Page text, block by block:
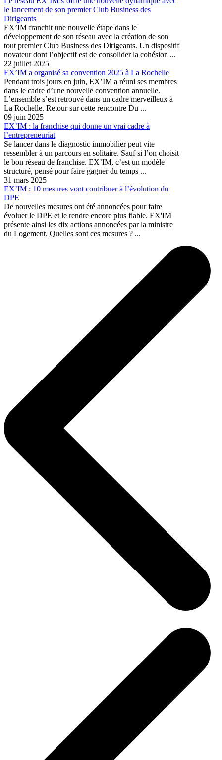
le lancement de son premier Club Business des
Dirigeants
EX’IM franchit une nouvelle étape dans le
développement de son réseau avec la création de son
tout premier Club Business des Dirigeants. Un dispositif
novateur dont l’objectif est de consolider la cohésion ...
22 juillet 2025
EX’IM a organisé sa convention 2025 à La Rochelle
Pendant trois jours en juin, EX’IM a réuni ses membres
dans le cadre d’une nouvelle convention annuelle.
L’ensemble s’est retrouvé dans un cadre merveilleux à
La Rochelle. Retour sur cette rencontre Du ...
09 juin 2025
EX’IM : la franchise qui donne un vrai cadre à
l’entrepreneuriat
Se lancer dans le diagnostic immobilier peut vite
ressembler à un parcours en solitaire. Sauf si l’on choisit
le bon réseau de franchise. EX’IM, c’est un modèle
structuré, pensé pour faire gagner du temps ...
31 mars 2025
EX’IM : 10 mesures vont contribuer à l’évolution du
DPE
De nouvelles mesures ont été annoncées pour faire
évoluer le DPE et le rendre encore plus fiable. EX'IM
présente ainsi les dix actions annoncées par la ministre
du Logement. Quelles sont ces mesures ? ...